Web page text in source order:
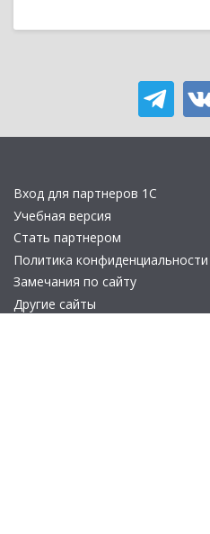
Вход для партнеров 1С
Учебная версия
Стать партнером
Политика конфиденциальности
Замечания по сайту
Другие сайты